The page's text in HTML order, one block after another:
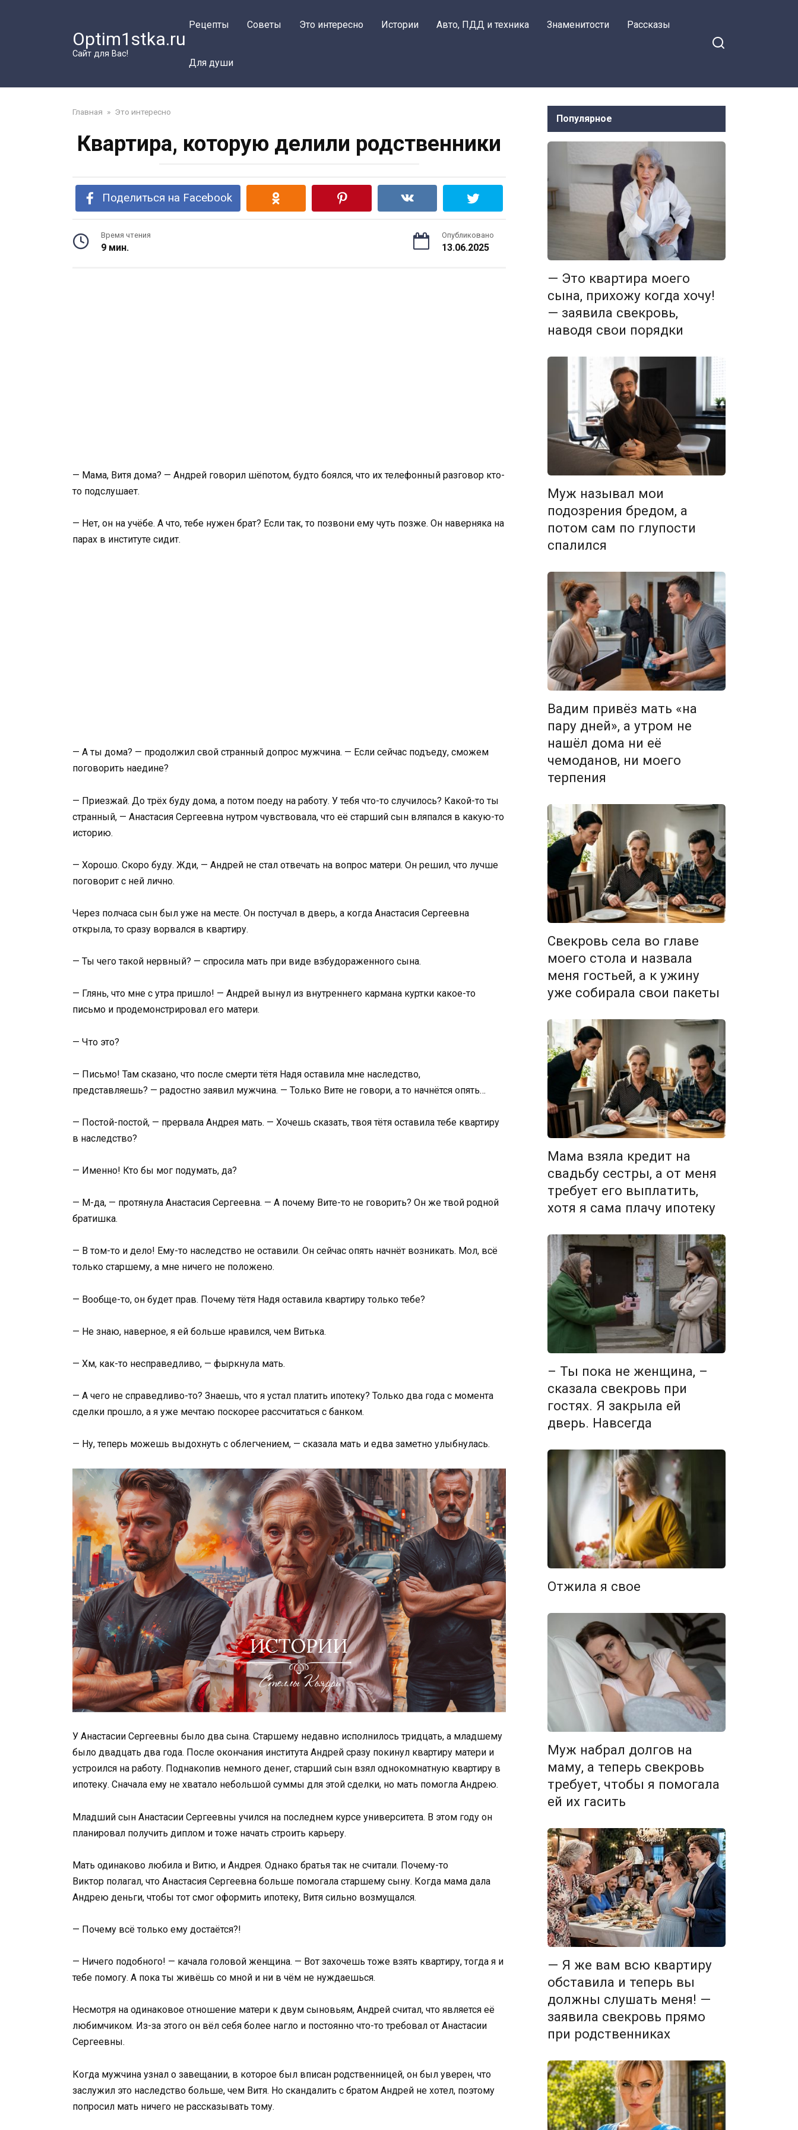
Optim1stka.ru
Сайт для Вас!
Рецепты Советы Это интересно Истории Авто, ПДД и техника Знаменитости Рассказы
Для души
Главная » Это интересно
Квартира, которую делили родственники
Поделиться на Facebook
Время чтения
9 мин.
Опубликовано
13.06.2025
— Мама, Витя дома? — Андрей говорил шёпотом, будто боялся, что их телефонный разговор кто-
то подслушает.
— Нет, он на учёбе. А что, тебе нужен брат? Если так, то позвони ему чуть позже. Он наверняка на
парах в институте сидит.
— А ты дома? — продолжил свой странный допрос мужчина. — Если сейчас подъеду, сможем
поговорить наедине?
— Приезжай. До трёх буду дома, а потом поеду на работу. У тебя что-то случилось? Какой-то ты
странный, — Анастасия Сергеевна нутром чувствовала, что её старший сын вляпался в какую-то
историю.
— Хорошо. Скоро буду. Жди, — Андрей не стал отвечать на вопрос матери. Он решил, что лучше
поговорит с ней лично.
Через полчаса сын был уже на месте. Он постучал в дверь, а когда Анастасия Сергеевна
открыла, то сразу ворвался в квартиру.
— Ты чего такой нервный? — спросила мать при виде взбудораженного сына.
— Глянь, что мне с утра пришло! — Андрей вынул из внутреннего кармана куртки какое-то
письмо и продемонстрировал его матери.
— Что это?
— Письмо! Там сказано, что после смерти тётя Надя оставила мне наследство,
представляешь? — радостно заявил мужчина. — Только Вите не говори, а то начнётся опять…
— Постой-постой, — прервала Андрея мать. — Хочешь сказать, твоя тётя оставила тебе квартиру
в наследство?
— Именно! Кто бы мог подумать, да?
— М-да, — протянула Анастасия Сергеевна. — А почему Вите-то не говорить? Он же твой родной
братишка.
— В том-то и дело! Ему-то наследство не оставили. Он сейчас опять начнёт возникать. Мол, всё
только старшему, а мне ничего не положено.
— Вообще-то, он будет прав. Почему тётя Надя оставила квартиру только тебе?
— Не знаю, наверное, я ей больше нравился, чем Витька.
— Хм, как-то несправедливо, — фыркнула мать.
— А чего не справедливо-то? Знаешь, что я устал платить ипотеку? Только два года с момента
сделки прошло, а я уже мечтаю поскорее рассчитаться с банком.
— Ну, теперь можешь выдохнуть с облегчением, — сказала мать и едва заметно улыбнулась.
У Анастасии Сергеевны было два сына. Старшему недавно исполнилось тридцать, а младшему
было двадцать два года. После окончания института Андрей сразу покинул квартиру матери и
устроился на работу. Поднакопив немного денег, старший сын взял однокомнатную квартиру в
ипотеку. Сначала ему не хватало небольшой суммы для этой сделки, но мать помогла Андрею.
Младший сын Анастасии Сергеевны учился на последнем курсе университета. В этом году он
планировал получить диплом и тоже начать строить карьеру.
Мать одинаково любила и Витю, и Андрея. Однако братья так не считали. Почему-то
Виктор полагал, что Анастасия Сергеевна больше помогала старшему сыну. Когда мама дала
Андрею деньги, чтобы тот смог оформить ипотеку, Витя сильно возмущался.
— Почему всё только ему достаётся?!
— Ничего подобного! — качала головой женщина. — Вот захочешь тоже взять квартиру, тогда я и
тебе помогу. А пока ты живёшь со мной и ни в чём не нуждаешься.
Несмотря на одинаковое отношение матери к двум сыновьям, Андрей считал, что является её
любимчиком. Из-за этого он вёл себя более нагло и постоянно что-то требовал от Анастасии
Сергеевны.
Когда мужчина узнал о завещании, в которое был вписан родственницей, он был уверен, что
заслужил это наследство больше, чем Витя. Но скандалить с братом Андрей не хотел, поэтому
попросил мать ничего не рассказывать тому.
Популярное
— Это квартира моего
сына, прихожу когда хочу!
— заявила свекровь,
наводя свои порядки
Муж называл мои
подозрения бредом, а
потом сам по глупости
спалился
Вадим привёз мать «на
пару дней», а утром не
нашёл дома ни её
чемоданов, ни моего
терпения
Свекровь села во главе
моего стола и назвала
меня гостьей, а к ужину
уже собирала свои пакеты
Мама взяла кредит на
свадьбу сестры, а от меня
требует его выплатить,
хотя я сама плачу ипотеку
– Ты пока не женщина, –
сказала свекровь при
гостях. Я закрыла ей
дверь. Навсегда
Отжила я свое
Муж набрал долгов на
маму, а теперь свекровь
требует, чтобы я помогала
ей их гасить
— Я же вам всю квартиру
обставила и теперь вы
должны слушать меня! —
заявила свекровь прямо
при родственниках